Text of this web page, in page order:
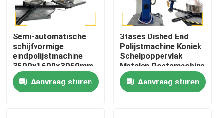
Huis
Producten
Over ons
Semi-automatische
schijfvormige
eindpolijstmachine
3500x1600x3050mm
2500 kg met een
efficiëntie van 8-12m2
per uur
Aanvraag sturen
3fases Dished End
Polijstmachine Koniek
Schelpoppervlak
Metalen Poetsmachine
Aanvraag sturen